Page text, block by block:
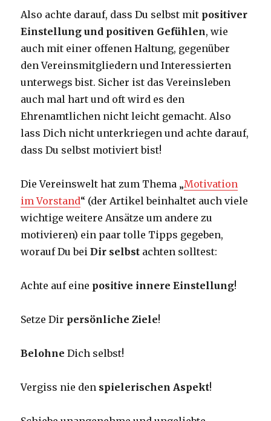
Also achte darauf, dass Du selbst mit positiver
Einstellung und positiven Gefühlen, wie
auch mit einer offenen Haltung, gegenüber
den Vereinsmitgliedern und Interessierten
unterwegs bist. Sicher ist das Vereinsleben
auch mal hart und oft wird es den
Ehrenamtlichen nicht leicht gemacht. Also
lass Dich nicht unterkriegen und achte darauf,
dass Du selbst motiviert bist!
Die Vereinswelt hat zum Thema „Motivation
im Vorstand“ (der Artikel beinhaltet auch viele
wichtige weitere Ansätze um andere zu
motivieren) ein paar tolle Tipps gegeben,
worauf Du beiDir selbst achten solltest:
Achte auf eine positive innere Einstellung!
Setze Dir persönliche Ziele!
Belohne Dich selbst!
Vergiss nie den spielerischen Aspekt!